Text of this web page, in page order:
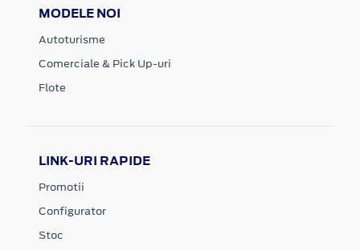
MODELE NOI
Autoturisme
Comerciale & Pick Up-uri
Flote
LINK-URI RAPIDE
Promotii
Configurator
Stoc